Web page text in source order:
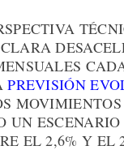
PREVISIÓN
UN
EL 2,6% Y EL